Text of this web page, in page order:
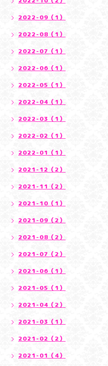
2022-09（1）
2022-08（1）
2022-07（1）
2022-06（1）
2022-05（1）
2022-04（1）
2022-03（1）
2022-02（1）
2022-01（1）
2021-12（2）
2021-11（2）
2021-10（1）
2021-09（2）
2021-08（2）
2021-07（2）
2021-06（1）
2021-05（1）
2021-04（2）
2021-03（1）
2021-02（2）
2021-01（4）